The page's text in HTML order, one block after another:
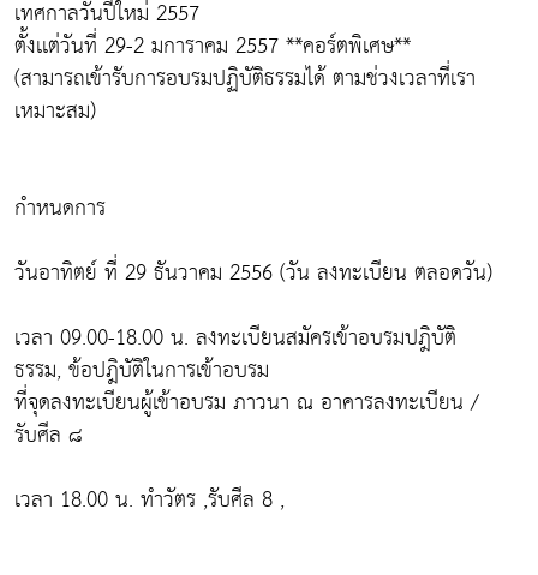
เทศกาลวันปีใหม่ 2557
ตั้งเเต่วันที่ 29-2 มการาคม 2557 **คอร์ตพิเศษ**
(สามารถเข้ารับการอบรมปฏิบัติธรรมได้ ตามช่วงเวลาที่เรา
เหมาะสม)
กำหนดการ
วันอาทิตย์ ที่ 29 ธันวาคม 2556 (วัน ลงทะเบียน ตลอดวัน)
เวลา 09.00-18.00 น. ลงทะเบียนสมัครเข้าอบรมปฎิบัติ
ธรรม, ข้อปฎิบัติในการเข้าอบรม
ที่จุดลงทะเบียนผู้เข้าอบรม ภาวนา ณ อาคารลงทะเบียน /
รับศีล ๘
เวลา 18.00 น. ทำวัตร ,รับศีล 8 ,